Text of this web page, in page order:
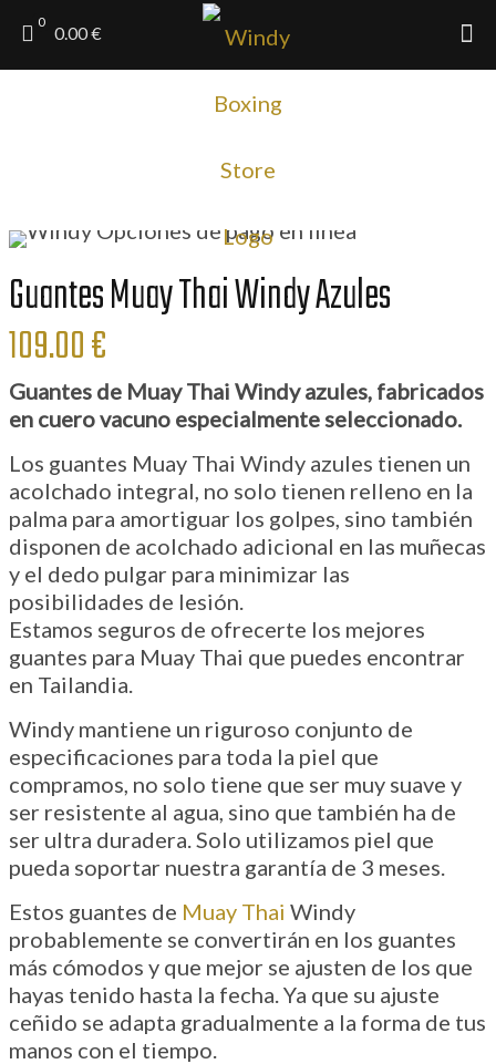
0
0.00 €
Guantes Muay Thai Windy Azules
109.00€
Guantes de Muay Thai Windy azules, fabricados
en cuero vacuno especialmente seleccionado.
Los guantes Muay Thai Windy azules tienen un
acolchado integral, no solo tienen relleno en la
palma para amortiguar los golpes, sino también
disponen de acolchado adicional en las muñecas
y el dedo pulgar para minimizar las
posibilidades de lesión.
Estamos seguros de ofrecerte los mejores
guantes para Muay Thai que puedes encontrar
en Tailandia.
Windy mantiene un riguroso conjunto de
especificaciones para toda la piel que
compramos, no solo tiene que ser muy suave y
ser resistente al agua, sino que también ha de
ser ultra duradera. Solo utilizamos piel que
pueda soportar nuestra garantía de 3 meses.
Estos guantes de Muay Thai Windy
probablemente se convertirán en los guantes
más cómodos y que mejor se ajusten de los que
hayas tenido hasta la fecha. Ya que su ajuste
ceñido se adapta gradualmente a la forma de tus
manos con el tiempo.